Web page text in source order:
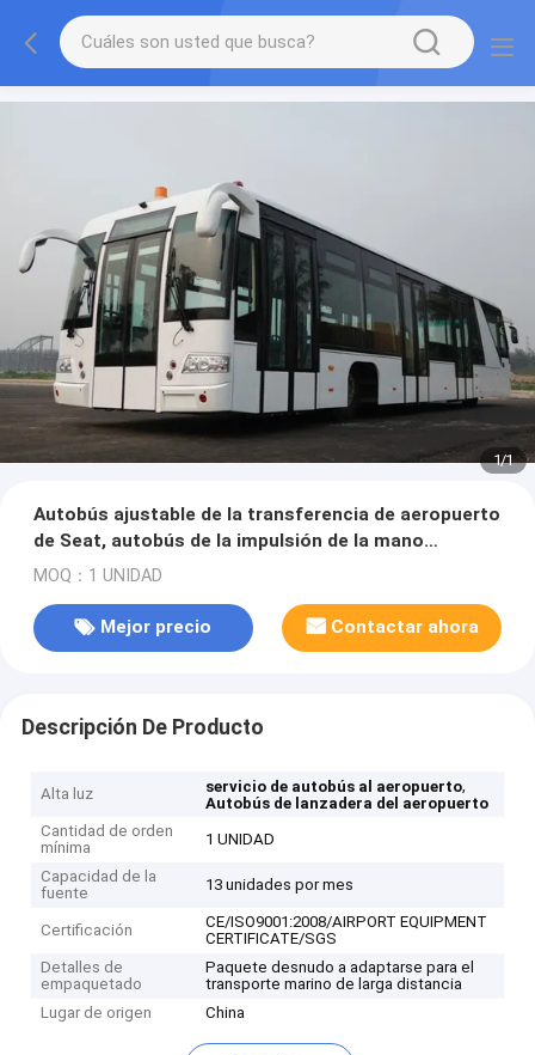
1/1
Autobús ajustable de la transferencia de aeropuerto
de Seat, autobús de la impulsión de la mano
izquierda del BENZ 733.W14 de MERCEDES del eje
MOQ：1 UNIDAD
Mejor precio Contactar ahora
Descripción De Producto
Alta luz servicio de autobús al aeropuerto,
Autobús de lanzadera del aeropuerto
Cantidad de orden
mínima
1 UNIDAD
Capacidad de la
fuente
13 unidades por mes
Certificación
CE/ISO9001:2008/AIRPORT EQUIPMENT
CERTIFICATE/SGS
Detalles de
empaquetado
Paquete desnudo a adaptarse para el
transporte marino de larga distancia
Lugar de origen
China